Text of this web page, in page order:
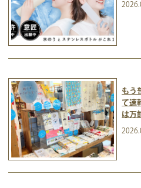
もう
て速
は万